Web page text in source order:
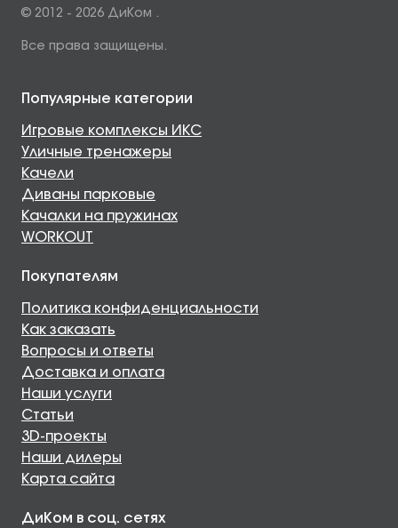
© 2012 - 2026 ДиКом .
Все права защищены.
Популярные категории
Игровые комплексы ИКС
Уличные тренажеры
Качели
Диваны парковые
Качалки на пружинах
WORKOUT
Покупателям
Политика конфиденциальности
Как заказать
Вопросы и ответы
Доставка и оплата
Наши услуги
Статьи
3D-проекты
Наши дилеры
Карта сайта
ДиКом в соц. сетях